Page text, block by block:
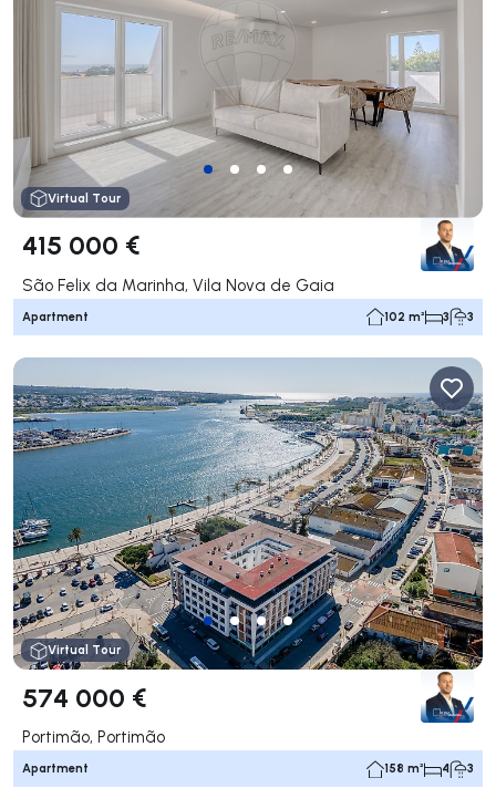
Virtual Tour
415 000 €
São Felix da Marinha, Vila Nova de Gaia
Apartment 102 m² 3 3
Virtual Tour
574 000 €
Portimão, Portimão
Apartment 158 m² 4 3